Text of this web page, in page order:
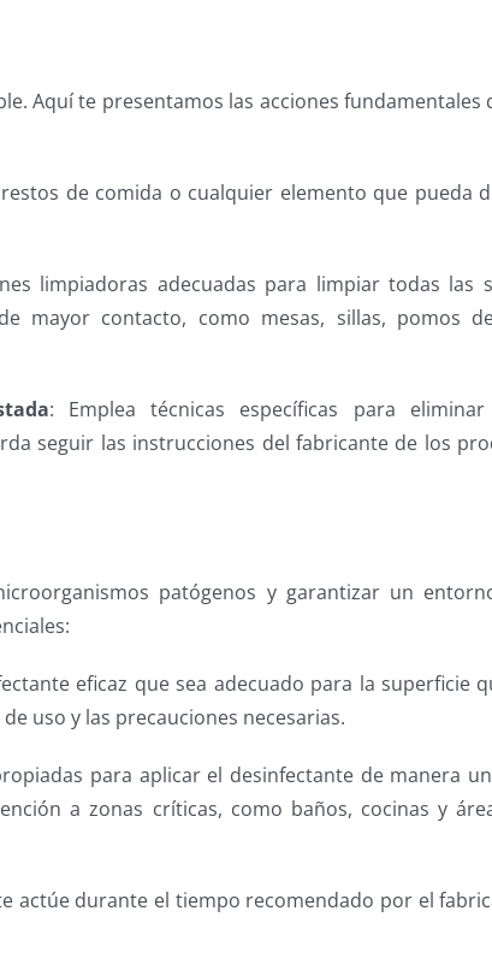
Aquí te presentamos las acciones fundamentales
de comida o cualquier elemento que pueda
limpiadoras adecuadas para limpiar todas las
mayor contacto, como mesas, sillas, pomos
: Emplea técnicas específicas para eliminar
seguir las instrucciones del fabricante de los
patógenos y garantizar un
eficaz que sea adecuado para la superficie
uso y las precauciones necesarias.
para aplicar el desinfectante de manera
a zonas críticas, como baños, cocinas y
actúe durante el tiempo recomendado por el